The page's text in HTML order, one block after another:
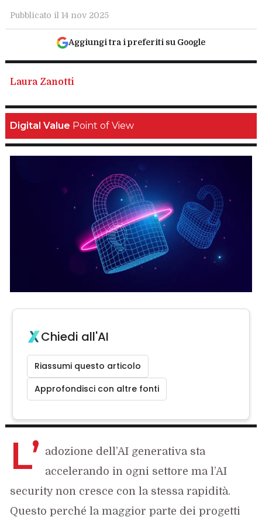
Pubblicato il 14 nov 2025
Aggiungi tra i preferiti su Google
Laura Zanotti
Digital Value Point of View
Chiedi all'AI
Riassumi questo articolo
Approfondisci con altre fonti
L’ adozione dell’AI generativa sta
accelerando in ogni settore ma l’AI
security non cresce con la stessa rapidità.
Questo perché la maggior parte dei progetti